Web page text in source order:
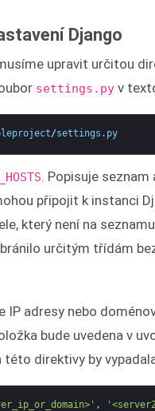
Django
upravit určitou
settings.py v
/settings . py
. Popisuje seznam
připojit k instanci
který není na
určitým třídám
IP adresy nebo
bude uvedena v
této direktivy by
,